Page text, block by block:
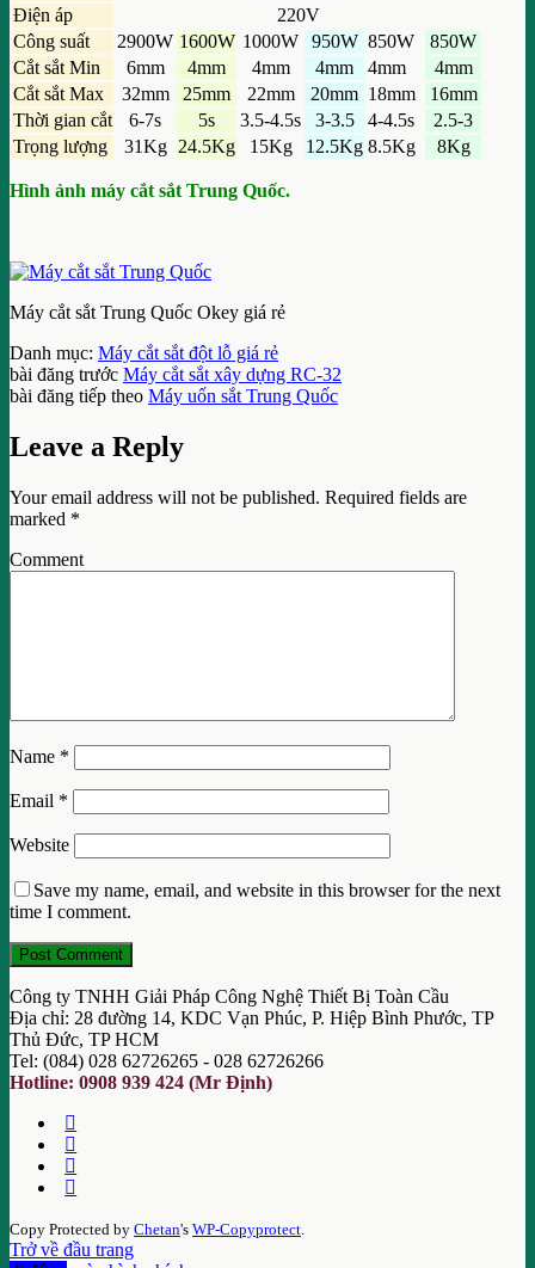
Điện áp
220V
Công suất
2900W 1600W 1000W 950W 850W
850W
Cắt sắt Min
6mm 4mm 4mm 4mm 4mm
4mm
Cắt sắt Max
32mm 25mm 22mm 20mm 18mm
16mm
Thời gian cắt
6-7s 5s 3.5-4.5s 3-3.5 4-4.5s
2.5-3
Trọng lượng
31Kg 24.5Kg 15Kg 12.5Kg 8.5Kg 8Kg
Hình ảnh máy cắt sắt Trung Quốc.
Máy cắt sắt Trung Quốc Okey giá rẻ
Danh mục: Máy cắt sắt đột lỗ giá rẻ
bài đăng trước Máy cắt sắt xây dựng RC-32
bài đăng tiếp theo Máy uốn sắt Trung Quốc
Leave a Reply
Your email address will not be published. Required fields are
marked *
Comment
Name *
Email *
Website
Save my name, email, and website in this browser for the next
time I comment.
Công ty TNHH Giải Pháp Công Nghệ Thiết Bị Toàn Cầu
Địa chỉ: 28 đường 14, KDC Vạn Phúc, P. Hiệp Bình Phước, TP
Thủ Đức, TP HCM
Tel: (084) 028 62726265 - 028 62726266
Hotline: 0908 939 424 (Mr Định)
Copy Protected by Chetan's WP-Copyprotect
Trở về đầu trang